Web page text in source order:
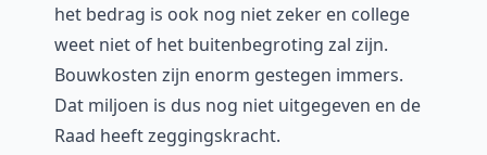
het bedrag is ook nog niet zeker en college
weet niet of het buitenbegroting zal zijn.
Bouwkosten zijn enorm gestegen immers.
Dat miljoen is dus nog niet uitgegeven en de
Raad heeft zeggingskracht.